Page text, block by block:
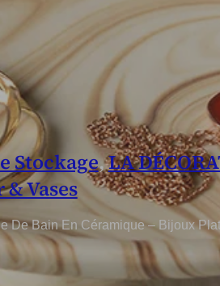
Stockage,LA
Vases
De Bain En Céramique – Bijoux